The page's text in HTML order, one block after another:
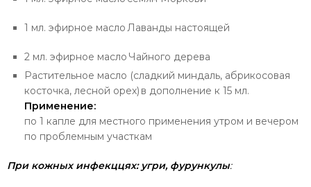
1 мл. эфирное масло Лаванды настоящей
2 мл. эфирное масло Чайного дерева
Растительное масло (сладкий миндаль, абрикосовая
косточка, лесной орех) в дополнение к 15 мл.
Применение:
по 1 капле для местного применения утром и вечером
по проблемным участкам
При кожных инфекццях: угри, фурункулы: